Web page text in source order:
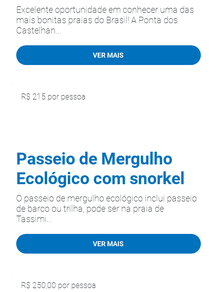
Excelente oportunidade em conhecer uma das
mais bonitas praias do Brasil! A Ponta dos
Castelhan...
VER MAIS
O passeio de mergulho ecológico inclui passeio
de barco ou trilha, pode ser na praia de
Tassimi...
Passeio de Mergulho
Ecológico com snorkel
VER MAIS
R$ 215 por pessoa
R$ 250,00 por pessoa